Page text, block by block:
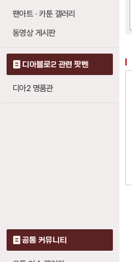
팬아트 · 카툰 갤러리
동영상 게시판
디아블로2 관련 팟벤
디아2 명품관
공통 커뮤니티